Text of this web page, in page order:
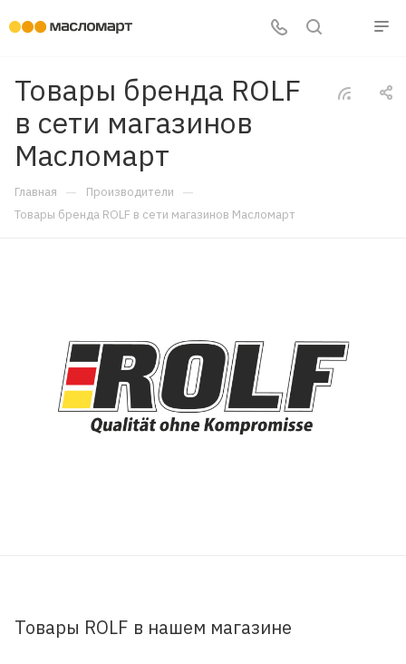
Товары бренда ROLF
в сети магазинов
Масломарт
Главная — Производители —
Товары бренда ROLF в сети магазинов Масломарт
Товары ROLF в нашем магазине